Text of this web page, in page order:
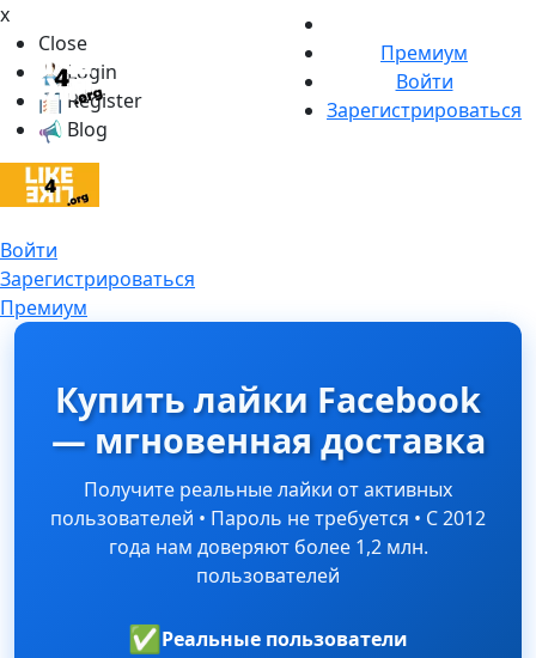
x
Close
Login
Register
Blog
Войти
Зарегистрироваться
Премиум
Премиум
Войти
Зарегистрироваться
Купить лайки Facebook
— мгновенная доставка
Получите реальные лайки от активных
пользователей • Пароль не требуется • С 2012
года нам доверяют более 1,2 млн.
пользователей
✅Реальные пользователи